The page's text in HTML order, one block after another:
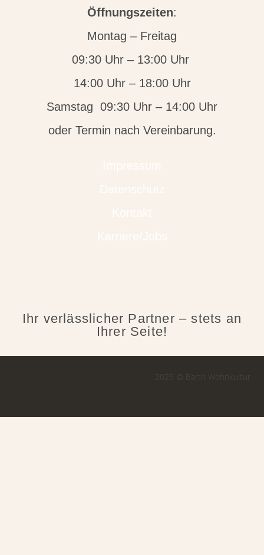
Öffnungszeiten:
Montag – Freitag
09:30 Uhr – 13:00 Uhr
14:00 Uhr – 18:00 Uhr
Samstag 09:30 Uhr – 14:00 Uhr
oder Termin nach Vereinbarung.
Ihr verlässlicher Partner – stets an
Ihrer Seite!
2025 © Barth Wohnkultur